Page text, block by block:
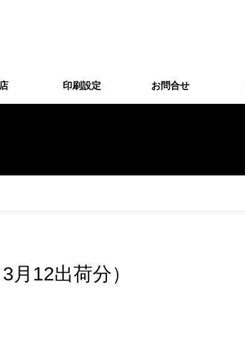
印刷設定 お問合せ
月12出荷分）